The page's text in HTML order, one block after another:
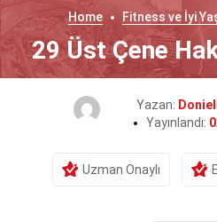
Home Fitness ve İyi
29 Üst Çene
Yazan:
Yayınlandı:
Uzman Onaylı